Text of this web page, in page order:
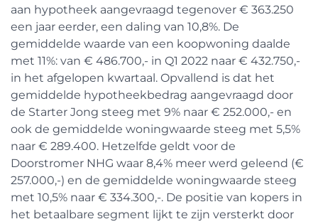
aan hypotheek aangevraagd tegenover € 363.250
een jaar eerder, een daling van 10,8%. De
gemiddelde waarde van een koopwoning daalde
met 11%: van € 486.700,- in Q1 2022 naar € 432.750,-
in het afgelopen kwartaal. Opvallend is dat het
gemiddelde hypotheekbedrag aangevraagd door
de Starter Jong steeg met 9% naar € 252.000,- en
ook de gemiddelde woningwaarde steeg met 5,5%
naar € 289.400. Hetzelfde geldt voor de
Doorstromer NHG waar 8,4% meer werd geleend (€
257.000,-) en de gemiddelde woningwaarde steeg
met 10,5% naar € 334.300,-. De positie van kopers in
het betaalbare segment lijkt te zijn versterkt door